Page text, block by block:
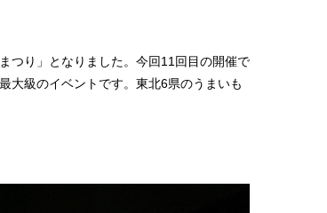
つり」となりました。今回11回目の開催で
大級のイベントです。東北6県のうまいも